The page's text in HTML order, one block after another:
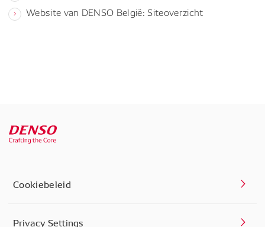
Website van DENSO België: Siteoverzicht
Cookiebeleid
Privacy Settings